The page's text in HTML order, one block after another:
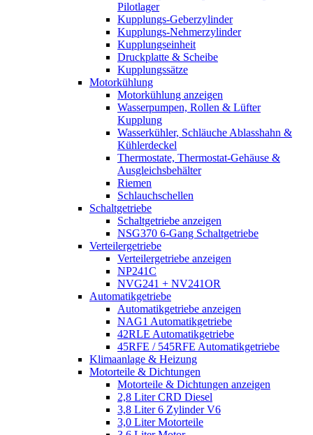
Pilotlager
Kupplungs-Geberzylinder
Kupplungs-Nehmerzylinder
Kupplungseinheit
Druckplatte & Scheibe
Kupplungssätze
Motorkühlung
Motorkühlung anzeigen
Wasserpumpen, Rollen & Lüfter
Kupplung
Wasserkühler, Schläuche Ablasshahn &
Kühlerdeckel
Thermostate, Thermostat-Gehäuse &
Ausgleichsbehälter
Riemen
Schlauchschellen
Schaltgetriebe
Schaltgetriebe anzeigen
NSG370 6-Gang Schaltgetriebe
Verteilergetriebe
Verteilergetriebe anzeigen
NP241C
NVG241 + NV241OR
Automatikgetriebe
Automatikgetriebe anzeigen
NAG1 Automatikgetriebe
42RLE Automatikgetriebe
45RFE / 545RFE Automatikgetriebe
Klimaanlage & Heizung
Motorteile & Dichtungen
Motorteile & Dichtungen anzeigen
2,8 Liter CRD Diesel
3,8 Liter 6 Zylinder V6
3,0 Liter Motorteile